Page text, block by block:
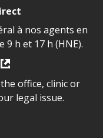
à nos agents en
9 h et 17 h (HNE).
office, clinic or
legal issue.